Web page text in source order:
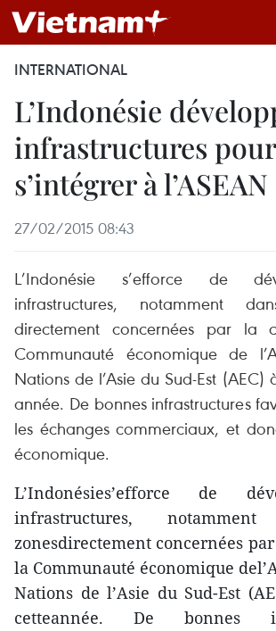
INTERNATIONAL
L’Indonésie
infrastructures
s’intégrer à l’ASEAN
27/02/2015 08:43
L’Indonésie s’efforce de
infrastructures, notamment
directement concernées par la
Communauté économique de
Nations de l’Asie du Sud-Est
année. De bonnes infrastructures
les échanges commerciaux, et
économique.
L’Indonésies’efforce de
infrastructures,
zonesdirectement concernées
la Communauté économique
Nations de l’Asie du Sud-Est
cetteannée. De bonnes